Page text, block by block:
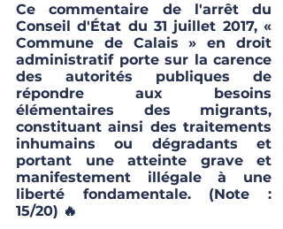
Ce commentaire de l'arrêt du
Conseil d'État du 31 juillet 2017, «
Commune de Calais » en droit
administratif porte sur la carence
des autorités publiques de
répondre aux besoins
élémentaires des migrants,
constituant ainsi des traitements
inhumains ou dégradants et
portant une atteinte grave et
manifestement illégale à une
liberté fondamentale. (Note :
15/20) 🔥